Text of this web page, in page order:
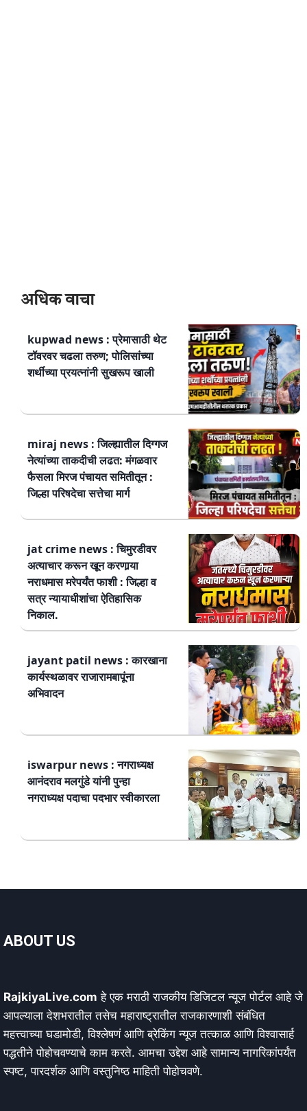
अधिक वाचा
kupwad news : प्रेमासाठी थेट
टॉवरवर चढला तरुण; पोलिसांच्या
शर्थीच्या प्रयत्नांनी सुखरूप खाली
miraj news : जिल्ह्यातील दिग्गज
नेत्यांच्या ताकदीची लढत: मंगळवार
फैसला मिरज पंचायत समितीतून :
जिल्हा परिषदेचा सत्तेचा मार्ग
jat crime news : चिमुरडीवर
अत्याचार करून खून करणार्‍या
नराधमास मरेपर्यंत फाशी : जिल्हा व
सत्र न्यायाधीशांचा ऐतिहासिक
निकाल.
jayant patil news : कारखाना
कार्यस्थळावर राजारामबापूंना
अभिवादन
iswarpur news : नगराध्यक्ष
आनंदराव मलगुंडे यांनी पुन्हा
नगराध्यक्ष पदाचा पदभार स्वीकारला
ABOUT US
RajkiyaLive.com हे एक मराठी राजकीय डिजिटल न्यूज पोर्टल आहे जे
आपल्याला देशभरातील तसेच महाराष्ट्रातील राजकारणाशी संबंधित
महत्त्वाच्या घडामोडी, विश्लेषणं आणि ब्रेकिंग न्यूज तत्काळ आणि विश्वासार्ह
पद्धतीने पोहोचवण्याचे काम करते. आमचा उद्देश आहे सामान्य नागरिकांपर्यंत
स्पष्ट, पारदर्शक आणि वस्तुनिष्ठ माहिती पोहोचवणे.